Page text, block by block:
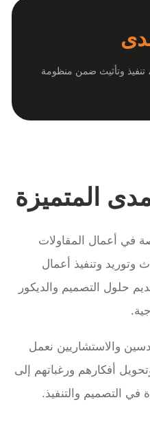
وتأثيث ضمن منظومة
المتميزة
أعمال المقاولات
وتوريد وتنفيذ أعمال
حلول التصميم والديكور
والاستشاريين نعمل
أفكارهم ورغباتهم إلى
التصميم والتنفيذ.